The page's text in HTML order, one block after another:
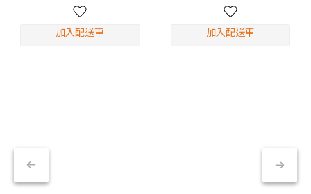
加入配送車 加入配送車